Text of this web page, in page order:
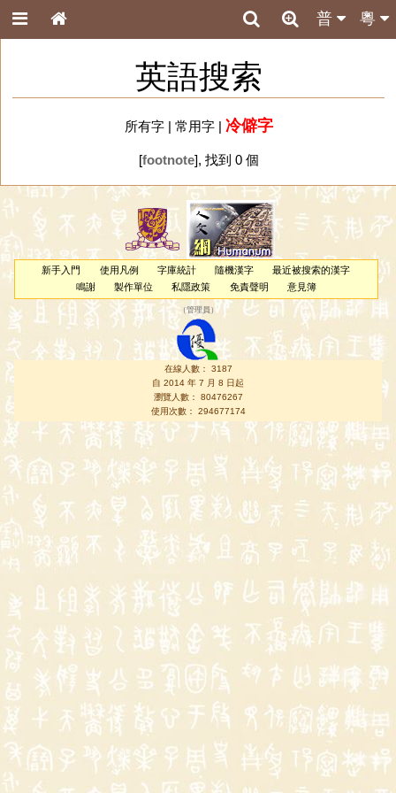
粵
普
英語搜索
所有字| 常用字| 冷僻字
[footnote], 找到 0 個
新手入門 使用凡例 字庫統計 隨機漢字
最近被搜索的漢字
鳴謝
製作單位 私隱政策 免責聲明 意見簿
（管理員 ）
在線人數： 3187
自 2014 年 7 月 8 日起
瀏覽人數： 80476267
使用次數： 294677174